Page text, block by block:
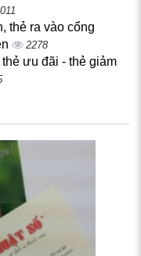
thẻ ra vào cổng
2278
thẻ ưu đãi - thẻ giảm